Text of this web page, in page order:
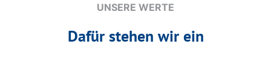
UNSERE WERTE
Dafür stehen wir ein